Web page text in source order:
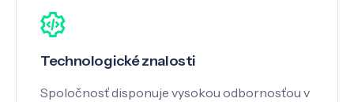
Technologické znalosti
Spoločnosť disponuje vysokou odbornosťou v